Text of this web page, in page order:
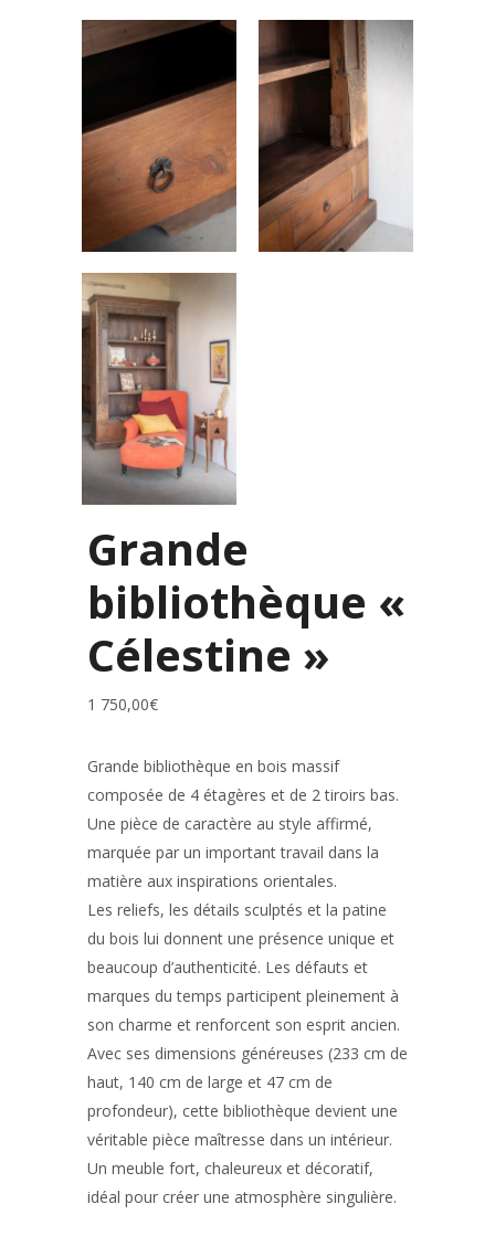
Grande
bibliothèque «
Célestine »
1 750,00€
Grande bibliothèque en bois massif
composée de 4 étagères et de 2 tiroirs bas.
Une pièce de caractère au style affirmé,
marquée par un important travail dans la
matière aux inspirations orientales.
Les reliefs, les détails sculptés et la patine
du bois lui donnent une présence unique et
beaucoup d’authenticité. Les défauts et
marques du temps participent pleinement à
son charme et renforcent son esprit ancien.
Avec ses dimensions généreuses (233 cm de
haut, 140 cm de large et 47 cm de
profondeur), cette bibliothèque devient une
véritable pièce maîtresse dans un intérieur.
Un meuble fort, chaleureux et décoratif,
idéal pour créer une atmosphère singulière.